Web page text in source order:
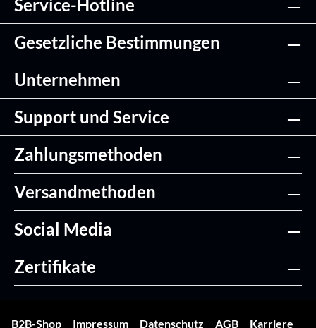
Service-Hotline
Gesetzliche Bestimmungen
Unternehmen
Support und Service
Zahlungsmethoden
Versandmethoden
Social Media
Zertifikate
B2B-Shop Impressum Datenschutz AGB Karriere